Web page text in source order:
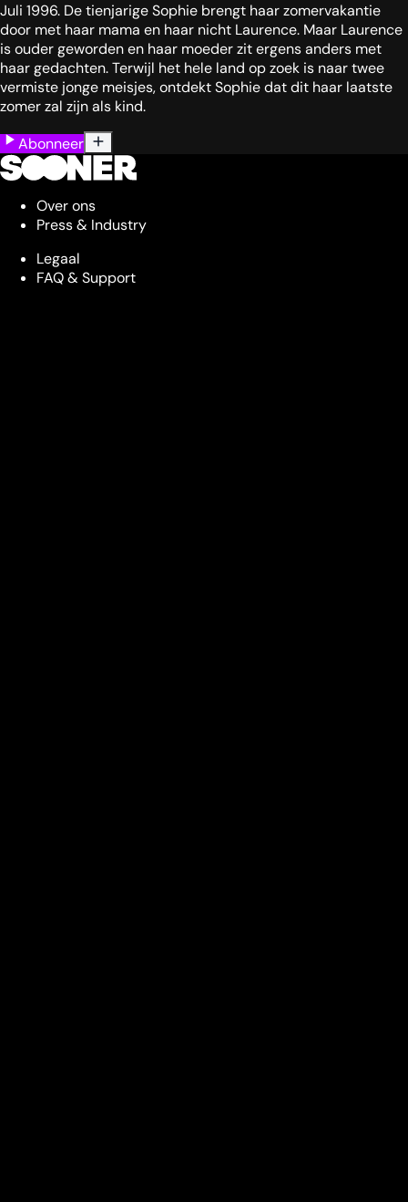
Juli 1996. De tienjarige Sophie brengt haar zomervakantie
door met haar mama en haar nicht Laurence. Maar Laurence
is ouder geworden en haar moeder zit ergens anders met
haar gedachten. Terwijl het hele land op zoek is naar twee
vermiste jonge meisjes, ontdekt Sophie dat dit haar laatste
zomer zal zijn als kind.
Abonneer
Over ons
Press & Industry
Legaal
FAQ & Support